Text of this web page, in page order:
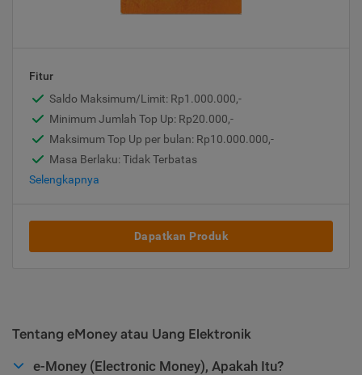
Fitur
Saldo Maksimum/Limit: Rp1.000.000,-
Minimum Jumlah Top Up: Rp20.000,-
Maksimum Top Up per bulan: Rp10.000.000,-
Masa Berlaku: Tidak Terbatas
Selengkapnya
Dapatkan Produk
Tentang eMoney atau Uang Elektronik
e-Money (Electronic Money), Apakah Itu?